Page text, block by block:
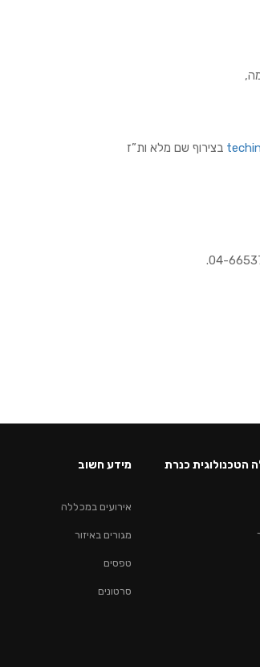
בצירוף שם מלא ות”ז
הטכנולוגית כנרת מידע חשוב
אירועים במכללה
מגורים באיזור
טפסים
סרטונים